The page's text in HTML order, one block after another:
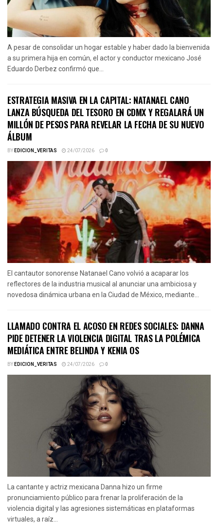
A pesar de consolidar un hogar estable y haber dado la bienvenida
a su primera hija en común, el actor y conductor mexicano José
Eduardo Derbez confirmó que...
ESTRATEGIA MASIVA EN LA CAPITAL: NATANAEL CANO
LANZA BÚSQUEDA DEL TESORO EN CDMX Y REGALARÁ UN
MILLÓN DE PESOS PARA REVELAR LA FECHA DE SU NUEVO
ÁLBUM
BYEDICION_VERITAS 24/07/2026 0
El cantautor sonorense Natanael Cano volvió a acaparar los
reflectores de la industria musical al anunciar una ambiciosa y
novedosa dinámica urbana en la Ciudad de México, mediante...
LLAMADO CONTRA EL ACOSO EN REDES SOCIALES: DANNA
PIDE DETENER LA VIOLENCIA DIGITAL TRAS LA POLÉMICA
MEDIÁTICA ENTRE BELINDA Y KENIA OS
BYEDICION_VERITAS 24/07/2026 0
La cantante y actriz mexicana Danna hizo un firme
pronunciamiento público para frenar la proliferación de la
violencia digital y las agresiones sistemáticas en plataformas
virtuales, a raíz...